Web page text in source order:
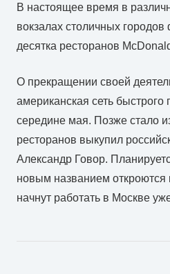
В настоящее время в
вокзалах столичных
десятка ресторанов
О прекращении своей
американская сеть быстрого
середине мая. Позже стало
ресторанов выкупил
Александр Говор.
новым названием откроются
начнут работать в Москве